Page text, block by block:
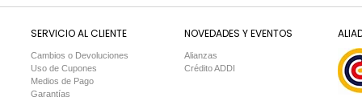
SERVICIO AL CLIENTE
Cambios o Devoluciones
Uso de Cupones
Medios de Pago
Garantías
NOVEDADES Y EVENTOS
Alianzas
Crédito ADDI